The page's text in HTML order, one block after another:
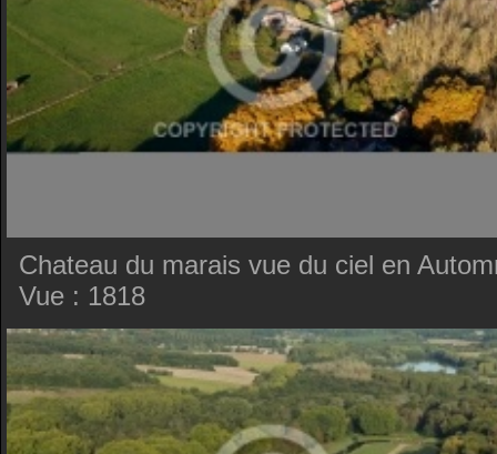
Chateau du marais vue du ciel en
Vue : 1818